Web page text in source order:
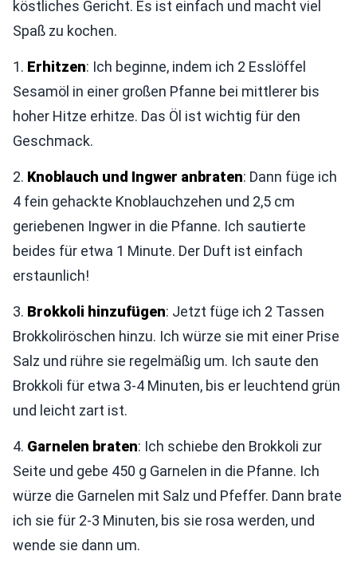
köstliches Gericht. Es ist einfach und macht viel
Spaß zu kochen.
1. Erhitzen: Ich beginne, indem ich 2 Esslöffel
Sesamöl in einer großen Pfanne bei mittlerer bis
hoher Hitze erhitze. Das Öl ist wichtig für den
Geschmack.
2. Knoblauch und Ingwer anbraten: Dann füge ich
4 fein gehackte Knoblauchzehen und 2,5 cm
geriebenen Ingwer in die Pfanne. Ich sautierte
beides für etwa 1 Minute. Der Duft ist einfach
erstaunlich!
3. Brokkoli hinzufügen: Jetzt füge ich 2 Tassen
Brokkoliröschen hinzu. Ich würze sie mit einer Prise
Salz und rühre sie regelmäßig um. Ich saute den
Brokkoli für etwa 3-4 Minuten, bis er leuchtend grün
und leicht zart ist.
4. Garnelen braten: Ich schiebe den Brokkoli zur
Seite und gebe 450 g Garnelen in die Pfanne. Ich
würze die Garnelen mit Salz und Pfeffer. Dann brate
ich sie für 2-3 Minuten, bis sie rosa werden, und
wende sie dann um.